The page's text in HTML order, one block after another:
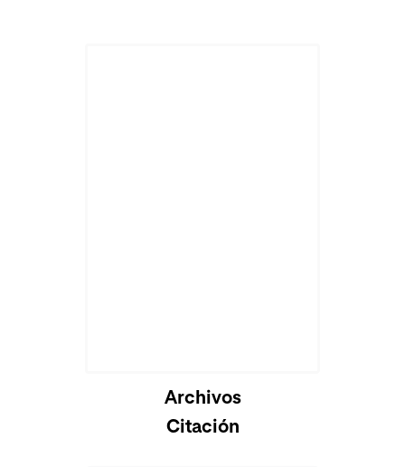
Archivos
Citación